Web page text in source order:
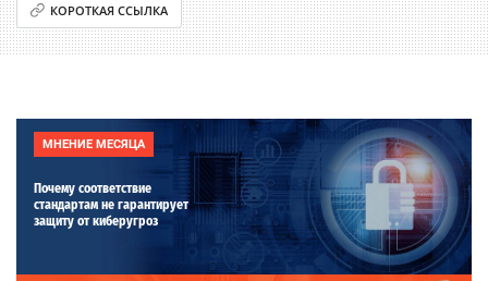
КОРОТКАЯ ССЫЛКА
МНЕНИЕ МЕСЯЦА
Почему соответствие
стандартам не гарантирует
защиту от киберугроз